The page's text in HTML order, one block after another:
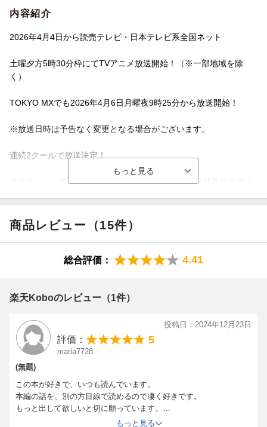
内容紹介
2026年4月4日から読売テレビ・日本テレビ系全国ネット
土曜夕方5時30分枠にてTVアニメ放送開始！（※一部地域を除
く）
TOKYO MXでも2026年4月6日月曜夜9時25分から放送開始！
※放送日時は予告なく変更となる場合がございます。
連続2クールで放送決定！
読売テレビ、TOKYO MXにてTVアニメ１期〜3期絶賛再放送中！
TOKYO MX：毎週月曜21時25分〜
※放送予定は都合により変更になる可能性がございます。
シリーズ累計１１００万部突破！（電子書籍を含む）
「第五部 女神の化身V〜XII」の特典SSほか、WEB掲載分など
単行本に未収録の短編＆中編を計21編収録！
商品レビュー（15件）
総合評価： 4.41
楽天Koboのレビュー（1件）
投稿日：2024年12月23日
評価： 5
maria7728
(無題)
この本が好きで、いつも読んでいます。
本編の話を、別の方目線で読めるので凄く好きです。
もっと出して欲しいと切に願っています。
特に、アレキサンドリアになってからの話も読みたいです。
もっと見る